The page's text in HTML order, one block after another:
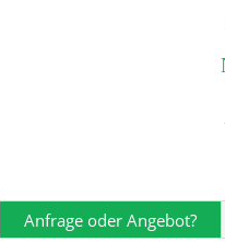
Anfrage oder Angebot?